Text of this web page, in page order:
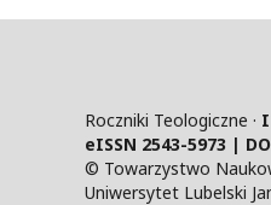
Roczniki Teologiczne ·
eISSN 2543-5973 |
© Towarzystwo
Uniwersytet Lubelski